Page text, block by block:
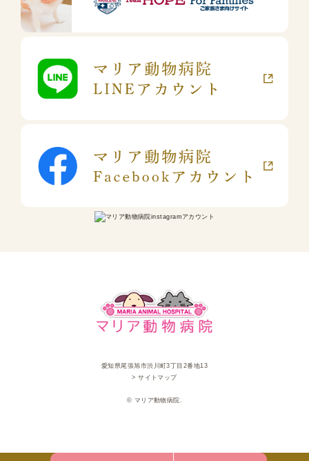
愛知県尾張旭市渋川町3丁目2番地13
> サイトマップ
© マリア動物病院.